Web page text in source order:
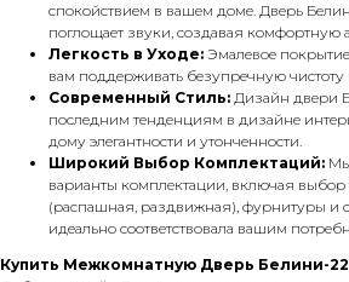
спокойствием в вашем доме. Дверь
поглощает звуки, создавая комфортную
Легкость в Уходе: Эмалевое
вам поддерживать безупречную
Современный Стиль: Дизайн двери
последним тенденциям в дизайне
дому элегантности и утонченности.
Широкий Выбор Комплектаций:
варианты комплектации, включая выбор
(распашная, раздвижная), фурнитуры и
идеально соответствовала вашим
Купить Межкомнатную Дверь Белини-